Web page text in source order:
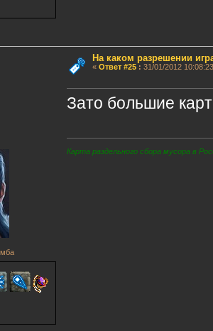
На каком разрешении
« Ответ #25: 31/01/2012
Зато большие
Карта раздельного сбора мусора в